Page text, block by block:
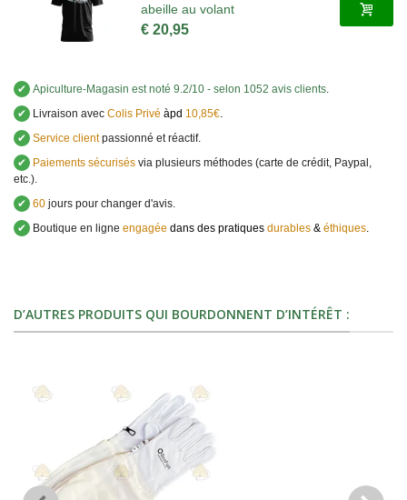
abeille au volant
€ 20,95
✔ Apiculture-Magasin est noté 9.2/10 - selon 1052 avis clients.
✔
Livraison avec Colis Privé àpd 10,85€.
✔ Service clientpassionné et réactif.
✔
Paiements sécurisés via plusieurs méthodes (carte de crédit, Paypal,
etc.).
✔ 60 jours pour changer d'avis.
✔
Boutique en ligne engagée dans des pratiques durables & éthiques.
D’AUTRES PRODUITS QUI BOURDONNENT D’INTÉRÊT :